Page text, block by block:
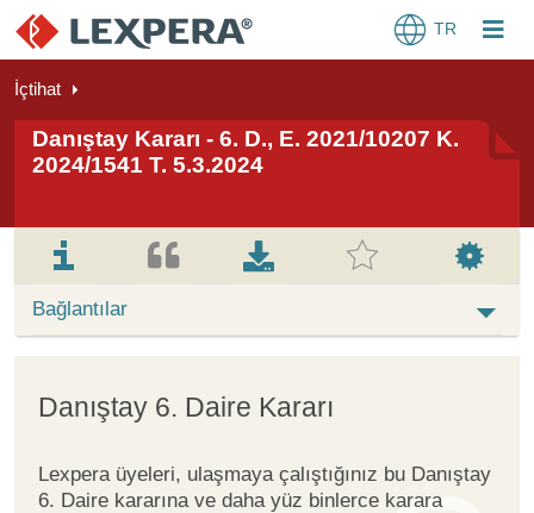
TR
İçtihat
Danıştay Kararı - 6. D., E. 2021/10207 K.
2024/1541 T. 5.3.2024
Bağlantılar
Danıştay 6. Daire Kararı
Lexpera üyeleri, ulaşmaya çalıştığınız bu Danıştay
6. Daire kararına ve daha yüz binlerce karara